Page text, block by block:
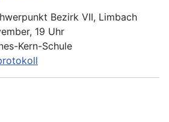
Bezirk VII, Limbach
19 Uhr
Kern-Schule